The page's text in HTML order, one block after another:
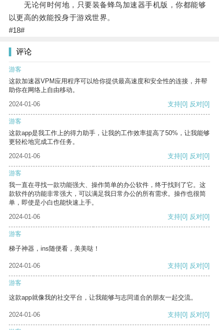
无论何时何地，只要装备蜂鸟加速器手机版，你都能够
以更高的效能投身于游戏世界。
#18#
评论
游客
这款加速器VPM应用程序可以给你提供最高速度和安全性的连接，并帮
助你在网络上自由移动。
2024-01-06
支持[0] 反对[0]
游客
这款app是我工作上的得力助手，让我的工作效率提高了50%，让我能够
更轻松地完成工作任务。
2024-01-06
支持[0] 反对[0]
游客
我一直在寻找一款功能强大、操作简单的办公软件，终于找到了它。这
款软件的功能非常强大，可以满足我日常办公的所有需求。操作也很简
单，即使是小白也能快速上手。
2024-01-06
支持[0] 反对[0]
游客
梯子神器，ins随便看，美美哒！
2024-01-06 支持[0] 反对[0]
游客
这款app就像我的社交平台，让我能够与志同道合的朋友一起交流。
2024-01-06 支持[0] 反对[0]